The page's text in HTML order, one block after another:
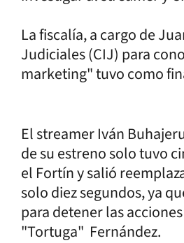
La fiscalía, a cargo de
Judiciales (CIJ) para
marketing" tuvo como
El streamer Iván
de su estreno solo tuvo
el Fortín y salió
solo diez segundos, ya
para detener las
"Tortuga" Fernández.